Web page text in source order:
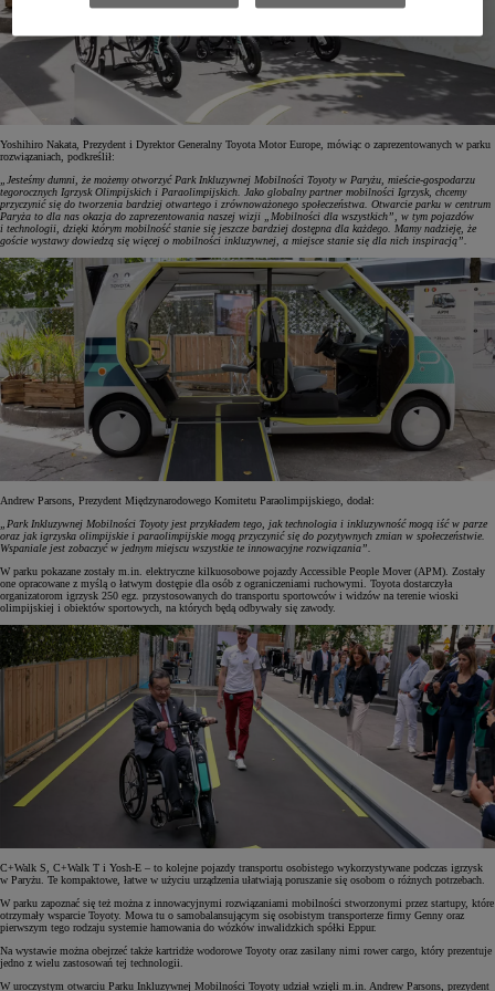
Yoshihiro Nakata, Prezydent i Dyrektor Generalny Toyota Motor Europe, mówiąc o zaprezentowanych w parku
rozwiązaniach, podkreślił:
„Jesteśmy dumni, że możemy otworzyć Park Inkluzywnej Mobilności Toyoty w Paryżu, mieście-gospodarzu
tegorocznych Igrzysk Olimpijskich i Paraolimpijskich. Jako globalny partner mobilności Igrzysk, chcemy
przyczynić się do tworzenia bardziej otwartego i zrównoważonego społeczeństwa. Otwarcie parku w centrum
Paryża to dla nas okazja do zaprezentowania naszej wizji „Mobilności dla wszystkich”, w tym pojazdów
i technologii, dzięki którym mobilność stanie się jeszcze bardziej dostępna dla każdego. Mamy nadzieję, że
goście wystawy dowiedzą się więcej o mobilności inkluzywnej, a miejsce stanie się dla nich inspiracją”.
Andrew Parsons, Prezydent Międzynarodowego Komitetu Paraolimpijskiego, dodał:
„Park Inkluzywnej Mobilności Toyoty jest przykładem tego, jak technologia i inkluzywność mogą iść w parze
oraz jak igrzyska olimpijskie i paraolimpijskie mogą przyczynić się do pozytywnych zmian w społeczeństwie.
Wspaniale jest zobaczyć w jednym miejscu wszystkie te innowacyjne rozwiązania”.
W parku pokazane zostały m.in. elektryczne kilkuosobowe pojazdy Accessible People Mover (APM). Zostały
one opracowane z myślą o łatwym dostępie dla osób z ograniczeniami ruchowymi. Toyota dostarczyła
organizatorom igrzysk 250 egz. przystosowanych do transportu sportowców i widzów na terenie wioski
olimpijskiej i obiektów sportowych, na których będą odbywały się zawody.
C+Walk S, C+Walk T i Yosh-E – to kolejne pojazdy transportu osobistego wykorzystywane podczas igrzysk
w Paryżu. Te kompaktowe, łatwe w użyciu urządzenia ułatwiają poruszanie się osobom o różnych potrzebach.
W parku zapoznać się też można z innowacyjnymi rozwiązaniami mobilności stworzonymi przez startupy, które
otrzymały wsparcie Toyoty. Mowa tu o samobalansującym się osobistym transporterze firmy Genny oraz
pierwszym tego rodzaju systemie hamowania do wózków inwalidzkich spółki Eppur.
Na wystawie można obejrzeć także kartridże wodorowe Toyoty oraz zasilany nimi rower cargo, który prezentuje
jedno z wielu zastosowań tej technologii.
W uroczystym otwarciu Parku Inkluzywnej Mobilności Toyoty udział wzięli m.in. Andrew Parsons, prezydent